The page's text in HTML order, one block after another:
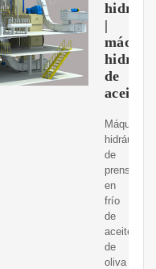
|
de
aceite
Máquina
hidráulica
de
prensado
en
frío
de
aceite
de
oliva